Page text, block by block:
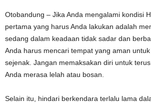
Otobandung – Jika Anda mengalami kondisi
pertama yang harus Anda lakukan adalah
sedang dalam keadaan tidak sadar dan
Anda harus mencari tempat yang aman
sejenak. Jangan memaksakan diri untuk
Anda merasa lelah atau bosan.
Selain itu, hindari berkendara terlalu lama